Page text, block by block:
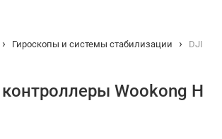
Гироскопы и системы стабилизации
DJI
Wookong H